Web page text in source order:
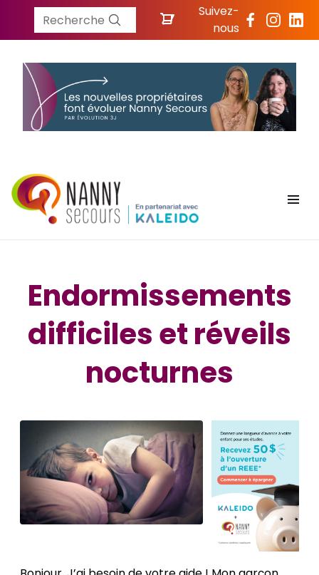
Recherche
Suivez-
nous
Endormissements
difficiles et réveils
nocturnes